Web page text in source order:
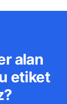
alan
etiket